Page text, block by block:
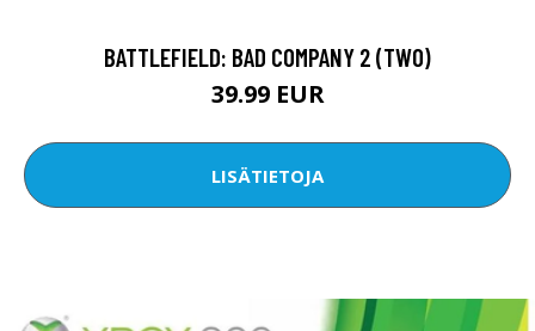
BATTLEFIELD: BAD COMPANY 2 (TWO)
39.99 EUR
LISÄTIETOJA